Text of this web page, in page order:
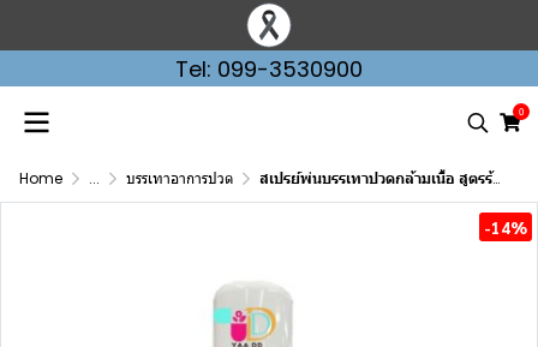
Tel: 099-3530900
0
Home ... บรรเทาอาการปวด สเปรย์พ่นบรรเทาปวดกล้ามเนื้อ สูตรร้อนPERSKINDOL CLASSIC SPRAY
-14%